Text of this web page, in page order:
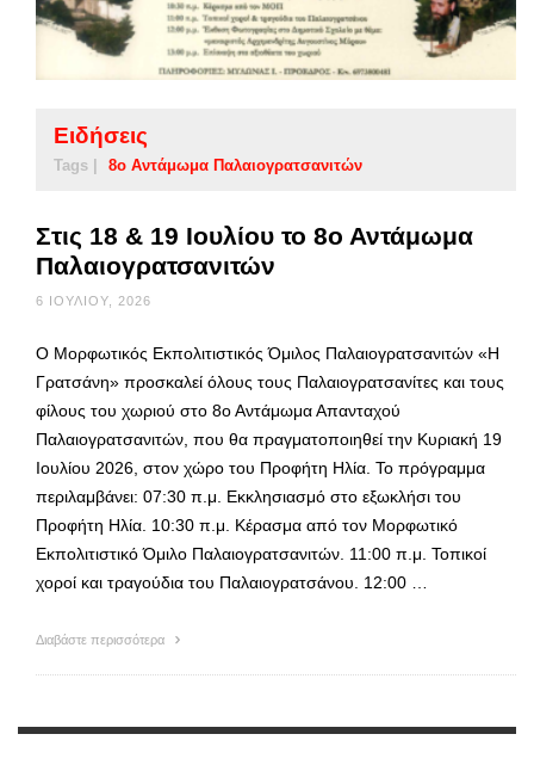
Ειδήσεις
Tags | 8ο Αντάμωμα Παλαιογρατσανιτών
Στις 18 & 19 Ιουλίου το 8ο Αντάμωμα
Παλαιογρατσανιτών
6 ΙΟΥΛΊΟΥ, 2026
Ο Μορφωτικός Εκπολιτιστικός Όμιλος Παλαιογρατσανιτών «Η
Γρατσάνη» προσκαλεί όλους τους Παλαιογρατσανίτες και τους
φίλους του χωριού στο 8ο Αντάμωμα Απανταχού
Παλαιογρατσανιτών, που θα πραγματοποιηθεί την Κυριακή 19
Ιουλίου 2026, στον χώρο του Προφήτη Ηλία. Το πρόγραμμα
περιλαμβάνει: 07:30 π.μ. Εκκλησιασμό στο εξωκλήσι του
Προφήτη Ηλία. 10:30 π.μ. Κέρασμα από τον Μορφωτικό
Εκπολιτιστικό Όμιλο Παλαιογρατσανιτών. 11:00 π.μ. Τοπικοί
χοροί και τραγούδια του Παλαιογρατσάνου. 12:00 …
Διαβάστε περισσότερα